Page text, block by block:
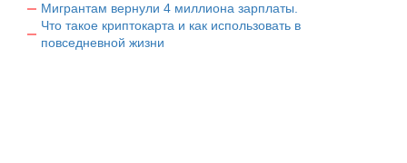
Мигрантам вернули 4 миллиона зарплаты.
Что такое криптокарта и как использовать в
повседневной жизни